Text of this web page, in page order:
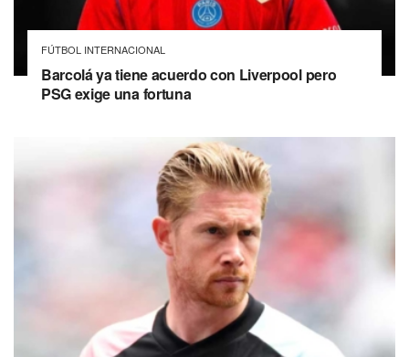
FÚTBOL INTERNACIONAL
Barcolá ya tiene acuerdo con Liverpool pero
PSG exige una fortuna